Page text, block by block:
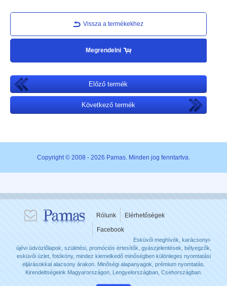
Vissza a termékekhez
Megrendelni
Előző termék
Következő termék
Copyright © 2008 - 2026 Pamas. Minden jog fenntartva.
Rólunk
Elérhetőségek
Facebook
Esküvői meghívók, karácsonyi-
újévi üdvözlőlapok, születési, promóciós értesítők, gyászjelentések, bélyegzők,
esküvői üzlet, fotóköny, mindez kiemelkedő minőségben különleges nyomtatási
eljárásokkal alacsony árakon. Minőségi alapanyagok, prémium nyomtatás.
Kirendeltségeink Magyarországon, Lengyelországban, Csehországban.